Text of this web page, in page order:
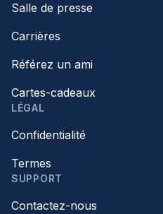
Salle de presse
Carrières
Référez un ami
Cartes-cadeaux
LÉGAL
Confidentialité
Termes
SUPPORT
Contactez-nous